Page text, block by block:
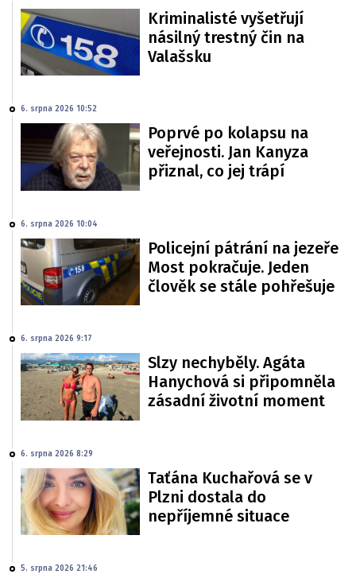
Kriminalisté vyšetřují
násilný trestný čin na
Valašsku
6. srpna 2026 10:52
Poprvé po kolapsu na
veřejnosti. Jan Kanyza
přiznal, co jej trápí
6. srpna 2026 10:04
Policejní pátrání na jezeře
Most pokračuje. Jeden
člověk se stále pohřešuje
6. srpna 2026 9:17
Slzy nechyběly. Agáta
Hanychová si připomněla
zásadní životní moment
6. srpna 2026 8:29
Taťána Kuchařová se v
Plzni dostala do
nepříjemné situace
5. srpna 2026 21:46